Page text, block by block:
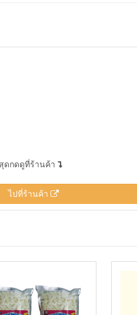
ดกดดูที่ร้านค้า
ไปที่ร้านค้า